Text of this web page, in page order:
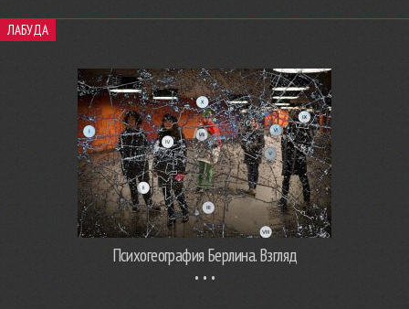
ЛАБУДА
Психогеография Берлина. Взгляд